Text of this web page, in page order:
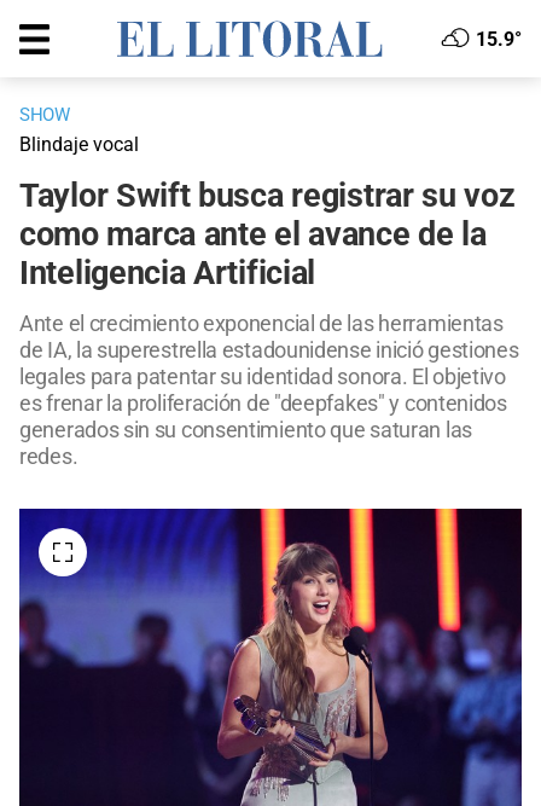
15.9°
SHOW
Blindaje vocal
Taylor Swift busca registrar su voz
como marca ante el avance de la
Inteligencia Artificial
Ante el crecimiento exponencial de las herramientas
de IA, la superestrella estadounidense inició gestiones
legales para patentar su identidad sonora. El objetivo
es frenar la proliferación de "deepfakes" y contenidos
generados sin su consentimiento que saturan las
redes.